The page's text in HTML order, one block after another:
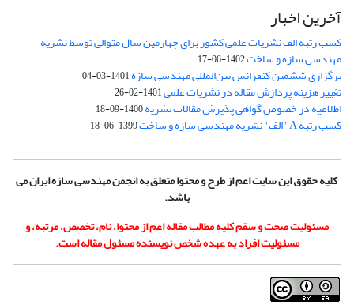
آخرین اخبار
کسب رتبه الف نشریات علمی کشور برای چهارمین سال متوالی توسط نشریه
مهندسی سازه و ساخت1402-06-17
برگزاری ششمین کنفرانس بین‌المللی مهندسی سازه1401-03-04
تغییر هزینه پردازش مقاله در نشریات علمی1401-02-26
اطلاعیه در خصوص گواهی پذیرش مقالات نشریه1400-09-18
کسب رتبه A "الف" نشریه مهندسی سازه و ساخت 1399-06-18
کلیه حقوق این سایت اعم از طرح و محتوا متعلق به انجمن مهندسی سازه ایران می
باشد.
مسئولیت صحت و سقم کلیه مطالب مقاله اعم از محتوا، نام، تخصص، مرتبه، و
مسئولیت افراد به عهده شخص نویسنده مسئول مقاله است.